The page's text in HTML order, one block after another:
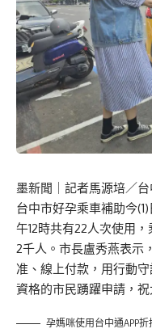
墨新聞 ｜記者馬源培／
台中市好孕乘車補助今
午12時共有22人次使用
2千人。市長盧秀燕表示
准、線上付款，用行動
資格的市民踴躍申請，祝
孕媽咪使用台中通APP